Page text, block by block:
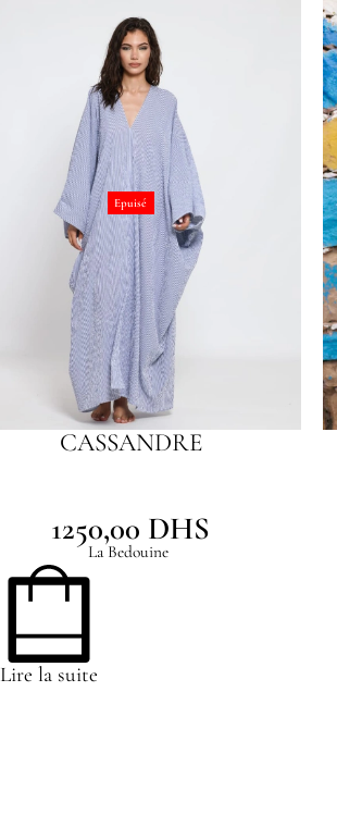
Epuisé
CASSANDRE
La Bedouine
1250,00 DHS
Lire la suite